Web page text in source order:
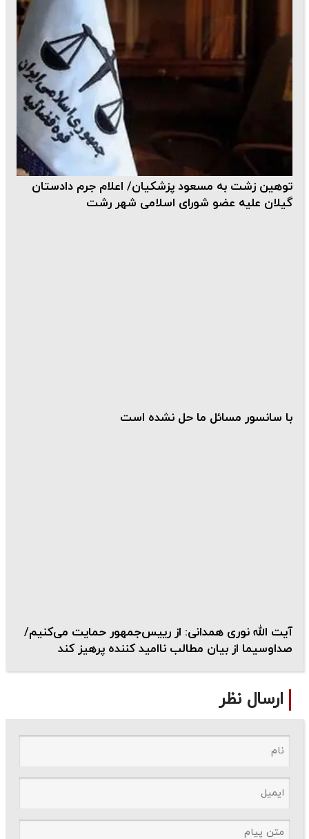
توهین زشت به مسعود پزشکیان/ اعلام جرم دادستان
گیلان علیه عضو شورای اسلامی شهر رشت
با سانسور مسائل ما حل نشده است
آیت الله نوری همدانی: از رییس‌جمهور حمایت می‌کنیم/
صداوسیما از بیان مطالب ناامید کننده پرهیز کند
ارسال نظر